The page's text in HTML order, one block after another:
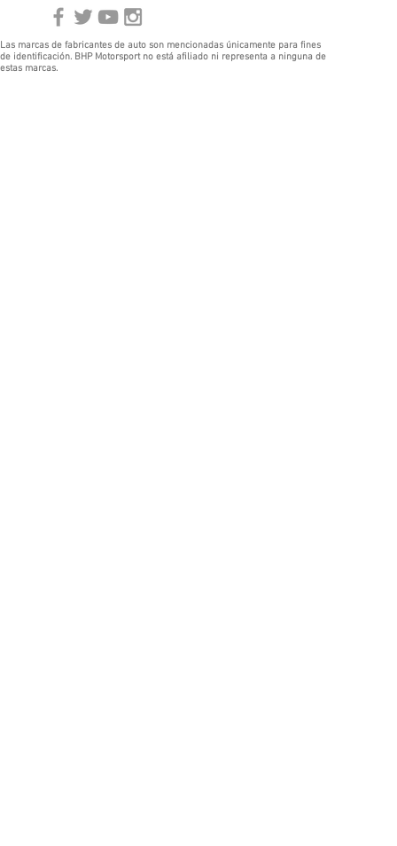
Las marcas de fabricantes de auto son mencionadas únicamente para fines
de identificación. BHP Motorsport no está afiliado ni representa a ninguna de
estas marcas.